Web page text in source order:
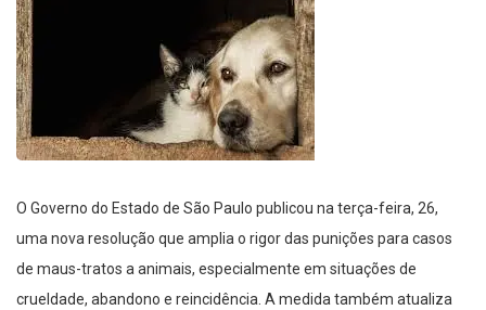
O Governo do Estado de São Paulo publicou na terça-feira, 26,
uma nova resolução que amplia o rigor das punições para casos
de maus-tratos a animais, especialmente em situações de
crueldade, abandono e reincidência. A medida também atualiza